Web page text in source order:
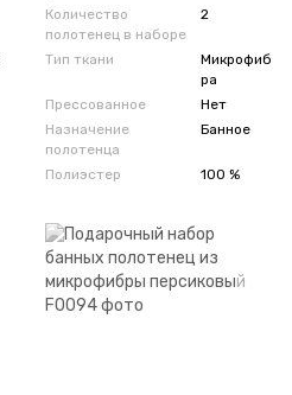
Количество
полотенец в наборе
2
Тип ткани
Микрофиб
ра
Прессованное
Нет
Назначение
полотенца
Банное
Полиэстер 100 %